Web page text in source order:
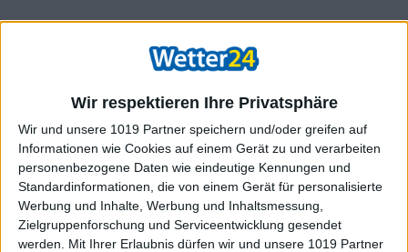
Wir respektieren Ihre Privatsphäre
Wir und unsere 1019 Partner speichern und/oder greifen auf
Informationen wie Cookies auf einem Gerät zu und verarbeiten
personenbezogene Daten wie eindeutige Kennungen und
Standardinformationen, die von einem Gerät für personalisierte
Werbung und Inhalte, Werbung und Inhaltsmessung,
Zielgruppenforschung und Serviceentwicklung gesendet
werden.
Mit Ihrer Erlaubnis dürfen wir und unsere 1019 Partner